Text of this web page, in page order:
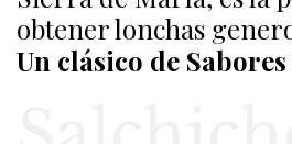
obtener lonchas
Un clásico de